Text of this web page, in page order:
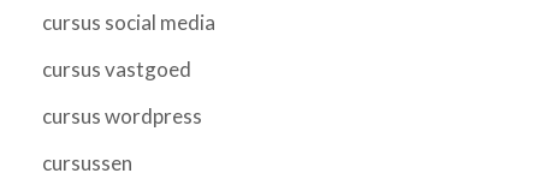
cursus social media
cursus vastgoed
cursus wordpress
cursussen